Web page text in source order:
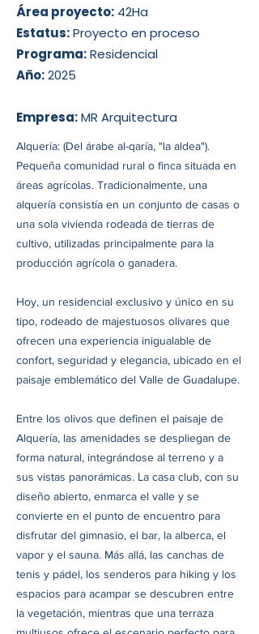
Área proyecto: 42Ha
Estatus:Proyecto en proceso
Programa:Residencial
Año:2025
Empresa:MR Arquitectura
Alquería: (Del árabe al-qaría, "la aldea").
Pequeña comunidad rural o finca situada en
áreas agrícolas. Tradicionalmente, una
alquería consistía en un conjunto de casas o
una sola vivienda rodeada de tierras de
cultivo, utilizadas principalmente para la
producción agrícola o ganadera.
Hoy, un residencial exclusivo y único en su
tipo, rodeado de majestuosos olivares que
ofrecen una experiencia inigualable de
confort, seguridad y elegancia, ubicado en el
paisaje emblemático del Valle de Guadalupe.
Entre los olivos que definen el paisaje de
Alquería, las amenidades se despliegan de
forma natural, integrándose al terreno y a
sus vistas panorámicas. La casa club, con su
diseño abierto, enmarca el valle y se
convierte en el punto de encuentro para
disfrutar del gimnasio, el bar, la alberca, el
vapor y el sauna. Más allá, las canchas de
tenis y pádel, los senderos para hiking y los
espacios para acampar se descubren entre
la vegetación, mientras que una terraza